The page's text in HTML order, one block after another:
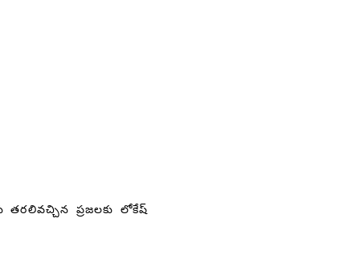
తరలివచ్చిన ప్రజలకు లోకేష్